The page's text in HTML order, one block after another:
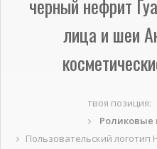
черный нефрит
лица и шеи
твоя позиция:
Роликовые
Пользовательский